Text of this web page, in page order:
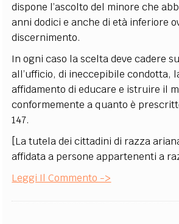
dispone l’ascolto del minore che
anni dodici e anche di età inferiore
discernimento.
In ogni caso la scelta deve cadere
all’ufficio, di ineccepibile condotta,
affidamento di educare e istruire il
conformemente a quanto è
147.
[La tutela dei cittadini di razza
affidata a persone appartenenti a
Leggi Il Commento ->